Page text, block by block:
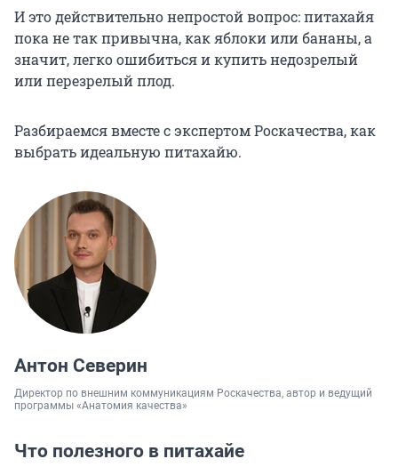
И это действительно непростой вопрос: питахайя
пока не так привычна, как яблоки или бананы, а
значит, легко ошибиться и купить недозрелый
или перезрелый плод.
Разбираемся вместе с экспертом Роскачества, как
выбрать идеальную питахайю.
Антон Северин
Директор по внешним коммуникациям Роскачества, автор и ведущий
программы «Анатомия качества»
Что полезного в питахайе